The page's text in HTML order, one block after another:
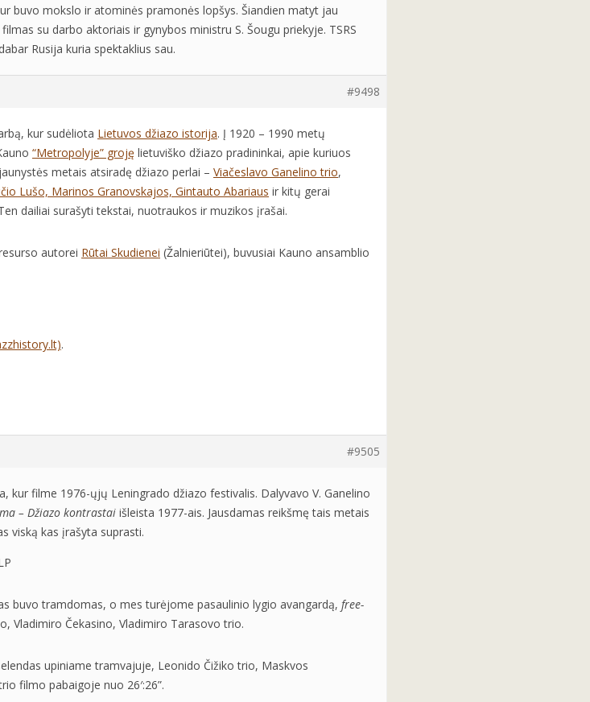
buvo mokslo ir atominės pramonės lopšys. Šiandien matyt jau
su darbo aktoriais ir gynybos ministru S. Šougu priekyje. TSRS
Rusija kuria spektaklius sau.
#9498
kur sudėliota Lietuvos džiazo istorija. Į 1920 – 1990 metų
“Metropolyje” groję lietuviško džiazo pradininkai, apie kuriuos
metais atsiradę džiazo perlai – Viačeslavo Ganelino trio,
Lušo, Marinos Granovskajos, Gintauto Abariaus ir kitų gerai
dailiai surašyti tekstai, nuotraukos ir muzikos įrašai.
autorei Rūtai Skudienei (Žalnieriūtei), buvusiai Kauno ansamblio
.
#9505
kur filme 1976-ųjų Leningrado džiazo festivalis. Dalyvavo V. Ganelino
– Džiazo kontrastai išleista 1977-ais. Jausdamas reikšmę tais metais
viską kas įrašyta suprasti.
buvo tramdomas, o mes turėjome pasaulinio lygio avangardą, free-
Vladimiro Čekasino, Vladimiro Tarasovo trio.
upiniame tramvajuje, Leonido Čižiko trio, Maskvos
filmo pabaigoje nuo 26′:26”.